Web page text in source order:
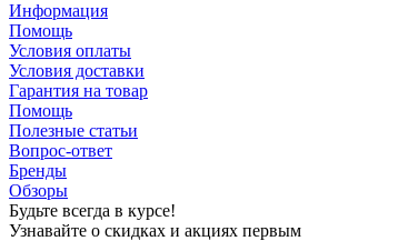
Информация
Помощь
Условия оплаты
Условия доставки
Гарантия на товар
Помощь
Полезные статьи
Вопрос-ответ
Бренды
Обзоры
Будьте всегда в курсе!
Узнавайте о скидках и акциях первым